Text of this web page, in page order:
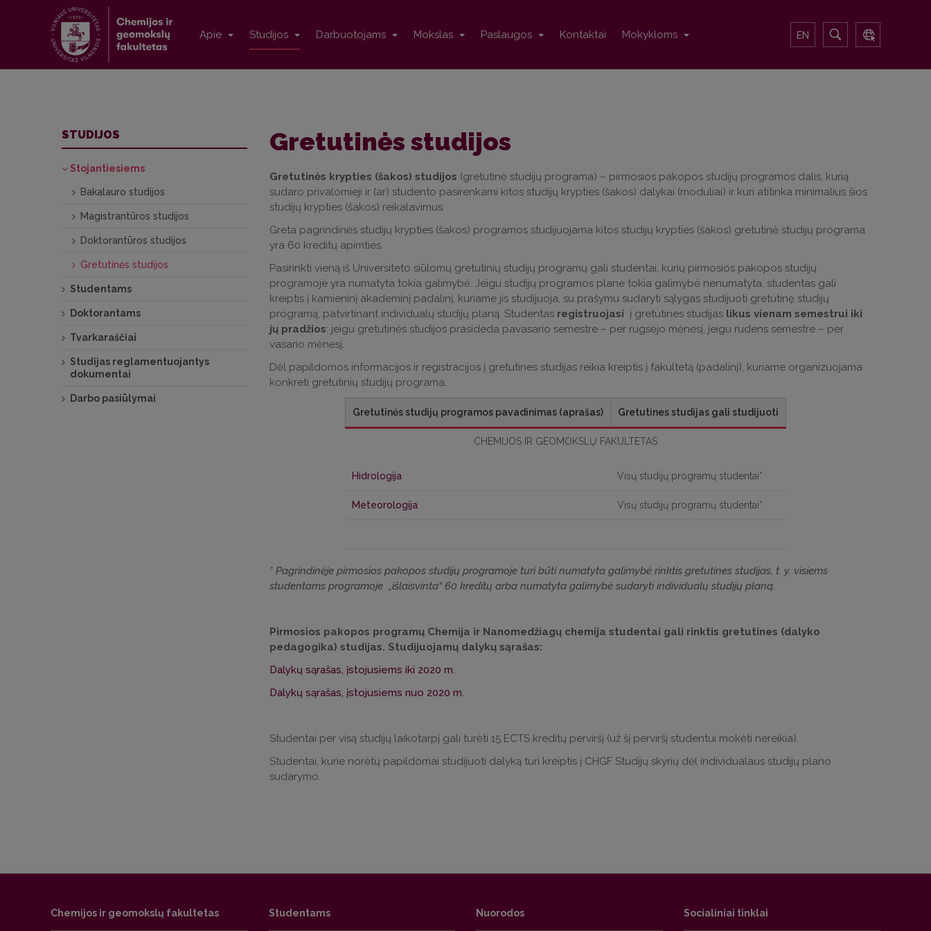
Apie Studijos Darbuotojams Mokslas Paslaugos Kontaktai Mokykloms EN
Gretutinės studijos
Gretutinės krypties (šakos) studijos (gretutinė studijų programa) – pirmosios pakopos studijų programos dalis, kurią
sudaro privalomieji ir (ar) studento pasirenkami kitos studijų krypties (šakos) dalykai (moduliai) ir kuri atitinka minimalius šios
studijų krypties (šakos) reikalavimus.
Greta pagrindinės studijų krypties (šakos) programos studijuojama kitos studijų krypties (šakos) gretutinė studijų programa
yra 60 kreditų apimties.
Pasirinkti vieną iš Universiteto siūlomų gretutinių studijų programų gali studentai, kurių pirmosios pakopos studijų
programoje yra numatyta tokia galimybė. Jeigu studijų programos plane tokia galimybė nenumatyta, studentas gali
kreiptis į kamieninį akademinį padalinį, kuriame jis studijuoja, su prašymu sudaryti sąlygas studijuoti gretutinę studijų
programą, patvirtinant individualų studijų planą. Studentas registruojasi į gretutines studijaslikus vienam semestrui iki
jų pradžios: jeigu gretutinės studijos prasideda pavasario semestre – per rugsėjo mėnesį, jeigu rudens semestre – per
vasario mėnesį.
Dėl papildomos informacijos ir registracijos į gretutines studijas reikia kreiptis į fakultetą (padalinį), kuriame organizuojama
konkreti gretutinių studijų programa.
Gretutinės studijų programos pavadinimas (aprašas) Gretutines studijas gali studijuoti
CHEMIJOS IR GEOMOKSLŲ FAKULTETAS
Hidrologija Visų studijų programų studentai*
Meteorologija Visų studijų programų studentai*
* Pagrindinėje pirmosios pakopos studijų programoje turi būti numatyta galimybė rinktis gretutines studijas, t. y. visiems
studentams programoje „išlaisvinta“ 60 kreditų arba numatyta galimybė sudaryti individualų studijų planą.
Pirmosios pakopos programų Chemija ir Nanomedžiagų chemija studentai gali rinktis gretutines (dalyko
pedagogika) studijas. Studijuojamų dalykų sąrašas:
Dalykų sąrašas, įstojusiems iki 2020 m.
Dalykų sąrašas, įstojusiems nuo 2020 m.
Studentai per visą studijų laikotarpį gali turėti 15 ECTS kreditų perviršį (už šį perviršį studentui mokėti nereikia).
Studentai, kurie norėtų papildomai studijuoti dalyką turi kreiptis į CHGF Studijų skyrių dėl individualaus studijų plano
sudarymo.
STUDIJOS
Stojantiesiems
Bakalauro studijos
Magistrantūros studijos
Doktorantūros studijos
Gretutinės studijos
Studentams
Doktorantams
Tvarkaraščiai
Studijas reglamentuojantys
dokumentai
Darbo pasiūlymai
Chemijos ir geomokslų fakultetas Studentams Nuorodos Socialiniai tinklai